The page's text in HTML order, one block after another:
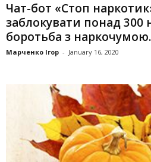
Чат-бот «Стоп
заблокувати понад
боротьба з
Марченко Ігор - January 16, 2020